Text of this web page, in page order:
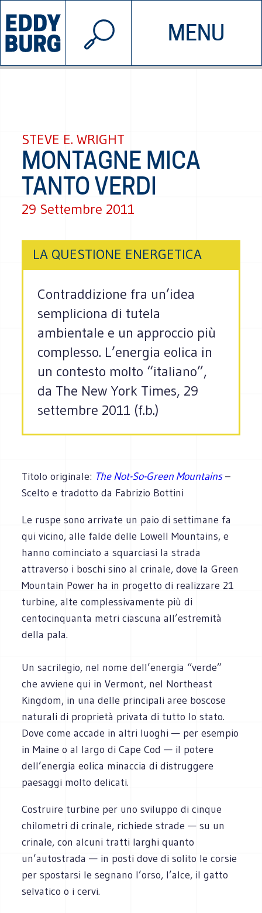
MENU
INIZIATIVE CHI SIAMO
© 2026 EDDYBURG
STEVE E. WRIGHT
MONTAGNE MICA
TANTO VERDI
29 Settembre 2011
LA QUESTIONE ENERGETICA
Contraddizione fra un’idea
sempliciona di tutela
ambientale e un approccio più
complesso. L’energia eolica in
un contesto molto “italiano”,
da The New York Times, 29
settembre 2011 (f.b.)
Titolo originale: The Not-So-Green Mountains–
Scelto e tradotto da Fabrizio Bottini
Le ruspe sono arrivate un paio di settimane fa
qui vicino, alle falde delle Lowell Mountains, e
hanno cominciato a squarciasi la strada
attraverso i boschi sino al crinale, dove la Green
Mountain Power ha in progetto di realizzare 21
turbine, alte complessivamente più di
centocinquanta metri ciascuna all’estremità
della pala.
Un sacrilegio, nel nome dell’energia “verde”
che avviene qui in Vermont, nel Northeast
Kingdom, in una delle principali aree boscose
naturali di proprietà privata di tutto lo stato.
Dove come accade in altri luoghi — per esempio
in Maine o al largo di Cape Cod — il potere
dell’energia eolica minaccia di distruggere
paesaggi molto delicati.
Costruire turbine per uno sviluppo di cinque
chilometri di crinale, richiede strade — su un
crinale, con alcuni tratti larghi quanto
un’autostrada — in posti dove di solito le corsie
per spostarsi le segnano l’orso, l’alce, il gatto
selvatico o i cervi.